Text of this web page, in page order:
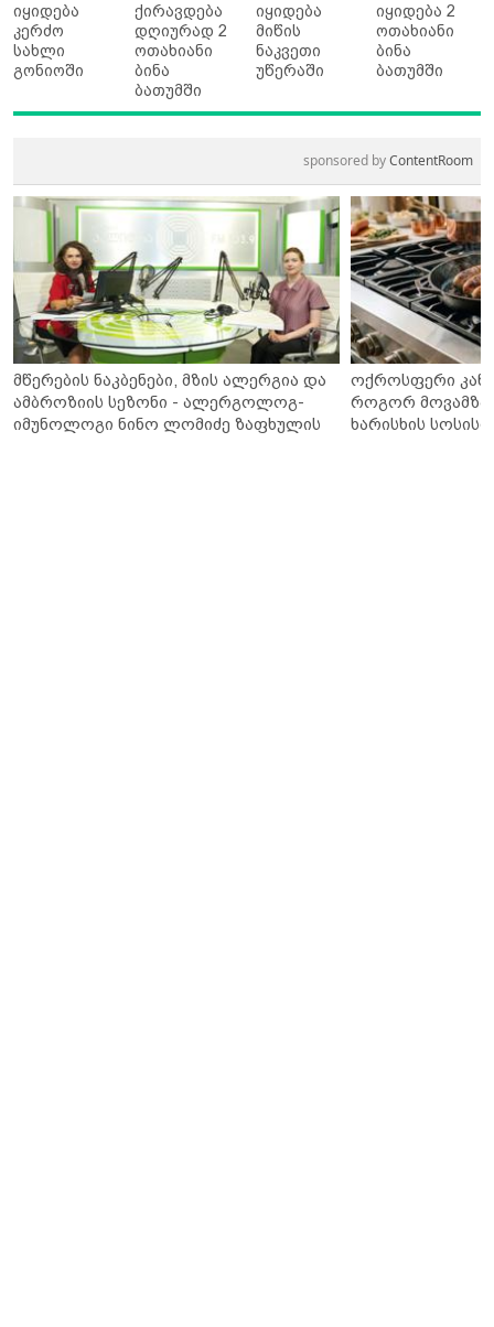
იყიდება
კერძო
სახლი
გონიოში
ქირავდება
დღიურად 2
ოთახიანი
ბინა
ბათუმში
იყიდება
მიწის
ნაკვეთი
უწერაში
იყიდება 2
ოთახიანი
ბინა
ბათუმში
sponsored byContentRoom
მწერების ნაკბენები, მზის ალერგია და
ამბროზიის სეზონი - ალერგოლოგ-
იმუნოლოგი ნინო ლომიძე ზაფხულის
ოქროსფერი კანი
როგორ
ხარისხის სოსისი